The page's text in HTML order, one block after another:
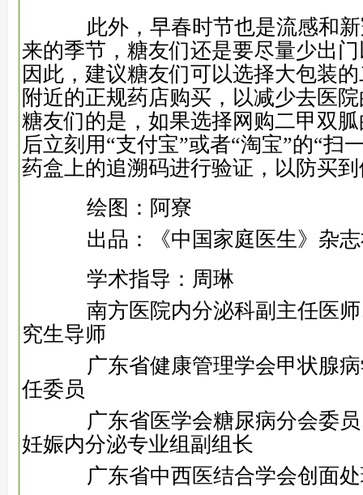
此外，早春时节也是流感和新
来的季节，糖友们还是要尽量少出
因此，建议糖友们可以选择大包装
附近的正规药店购买，以减少去医
糖友们的是，如果选择网购二甲双
后立刻用“支付宝”或者“淘宝”的“扫
药盒上的追溯码进行验证，以防买
绘图：阿寮
出品：《中国家庭医生》杂志
学术指导：周琳
南方医院内分泌科副主任医师
究生导师
广东省健康管理学会甲状腺病
任委员
广东省医学会糖尿病分会委员
妊娠内分泌专业组副组长
广东省中西医结合学会创面处